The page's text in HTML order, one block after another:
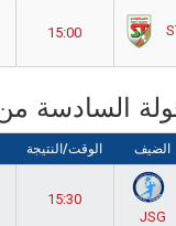
15:00
السادسة
الوقت/النتيجة الضيف
15:30
JSG